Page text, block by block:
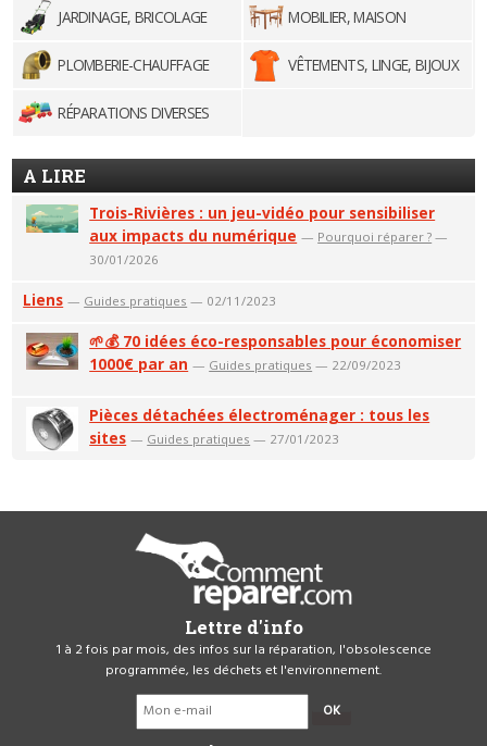
JARDINAGE, BRICOLAGE
MOBILIER, MAISON
PLOMBERIE-CHAUFFAGE VÊTEMENTS, LINGE, BIJOUX
RÉPARATIONS DIVERSES
A LIRE
Trois-Rivières : un jeu-vidéo pour sensibiliser
aux impacts du numérique — Pourquoi réparer ? —
30/01/2026
Liens — Guides pratiques — 02/11/2023
🌱💰 70 idées éco-responsables pour économiser
1000€ par an — Guides pratiques — 22/09/2023
Pièces détachées électroménager : tous les
sites — Guides pratiques — 27/01/2023
Lettre d'info
1 à 2 fois par mois, des infos sur la réparation, l'obsolescence
programmée, les déchets et l'environnement.
OK